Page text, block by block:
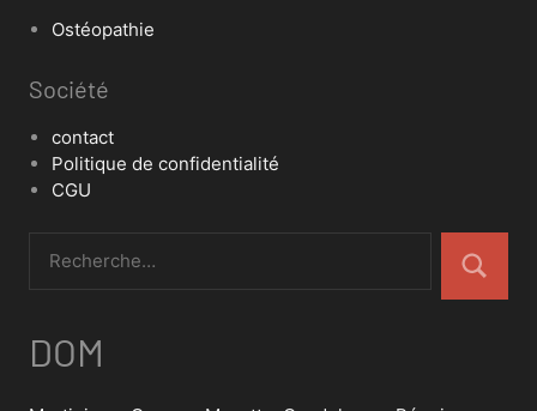
Ostéopathie
Société
contact
Politique de confidentialité
CGU
DOM